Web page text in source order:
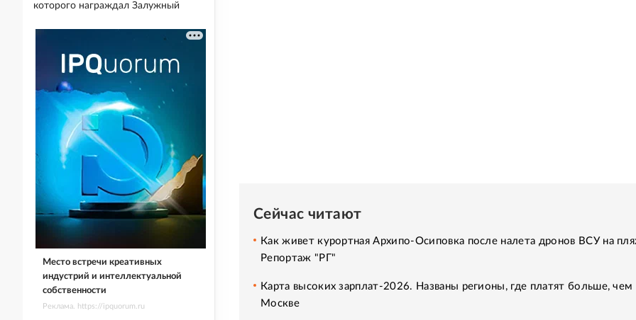
Сейчас читают
Как живет курортная Архипо-Осиповка после налета дронов ВСУ на
Репортаж "РГ"
Карта высоких зарплат-2026. Названы регионы, где платят больше, чем
Москве
которого награждал Залужный
Место встречи креативных
индустрий и интеллектуальной
собственности
Реклама. https://ipquorum.ru